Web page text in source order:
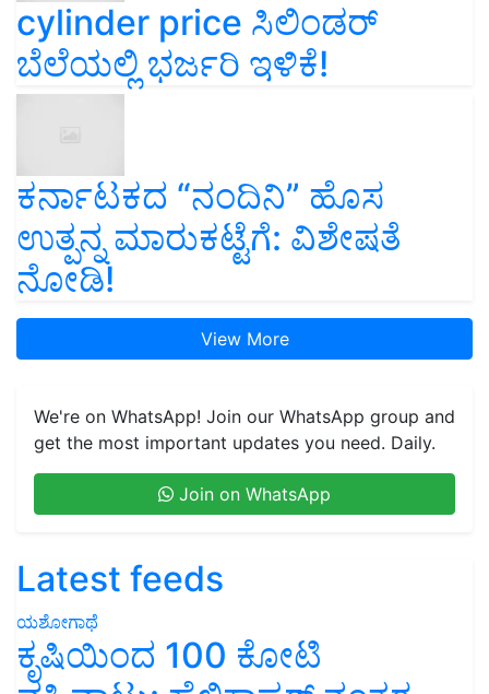
cylinder price ಸಿಲಿಂಡರ್‌
ಬೆಲೆಯಲ್ಲಿ ಭರ್ಜರಿ ಇಳಿಕೆ!
ಕರ್ನಾಟಕದ “ನಂದಿನಿ” ಹೊಸ
ಉತ್ಪನ್ನ ಮಾರುಕಟ್ಟೆಗೆ: ವಿಶೇಷತೆ
ನೋಡಿ!
View More
We're on WhatsApp! Join our WhatsApp group and
get the most important updates you need. Daily.
Join on WhatsApp
Latest feeds
ಯಶೋಗಾಥೆ
ಕೃಷಿಯಿಂದ 100 ಕೋಟಿ